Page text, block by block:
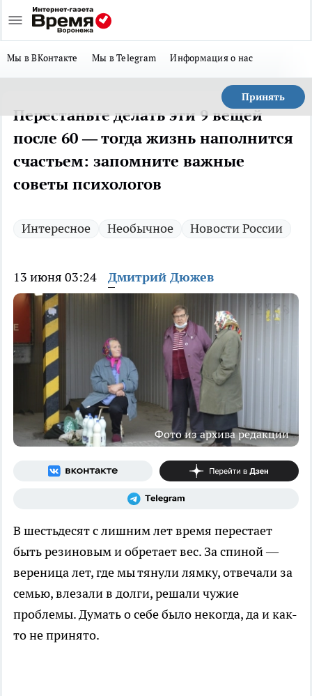
Мы в ВКонтакте Мы в Telegram Информация о нас
Принять
Перестаньте делать эти 9 вещей
после 60 — тогда жизнь наполнится
счастьем: запомните важные
советы психологов
Интересное Необычное Новости России
13 июня 03:24 Дмитрий Дюжев
Фото из архива редакции
В шестьдесят с лишним лет время перестает
быть резиновым и обретает вес. За спиной —
вереница лет, где мы тянули лямку, отвечали за
семью, влезали в долги, решали чужие
проблемы. Думать о себе было некогда, да и как-
то не принято.